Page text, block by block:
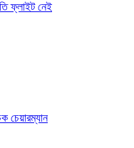
ফ্লাইট নেই
চেয়ারম্যান